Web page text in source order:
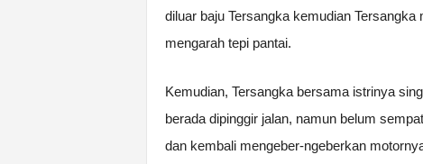
diluar baju Tersangka kemudian
mengarah tepi pantai.
Kemudian, Tersangka bersama istrinya
berada dipinggir jalan, namun belum
dan kembali mengeber-ngeberkan